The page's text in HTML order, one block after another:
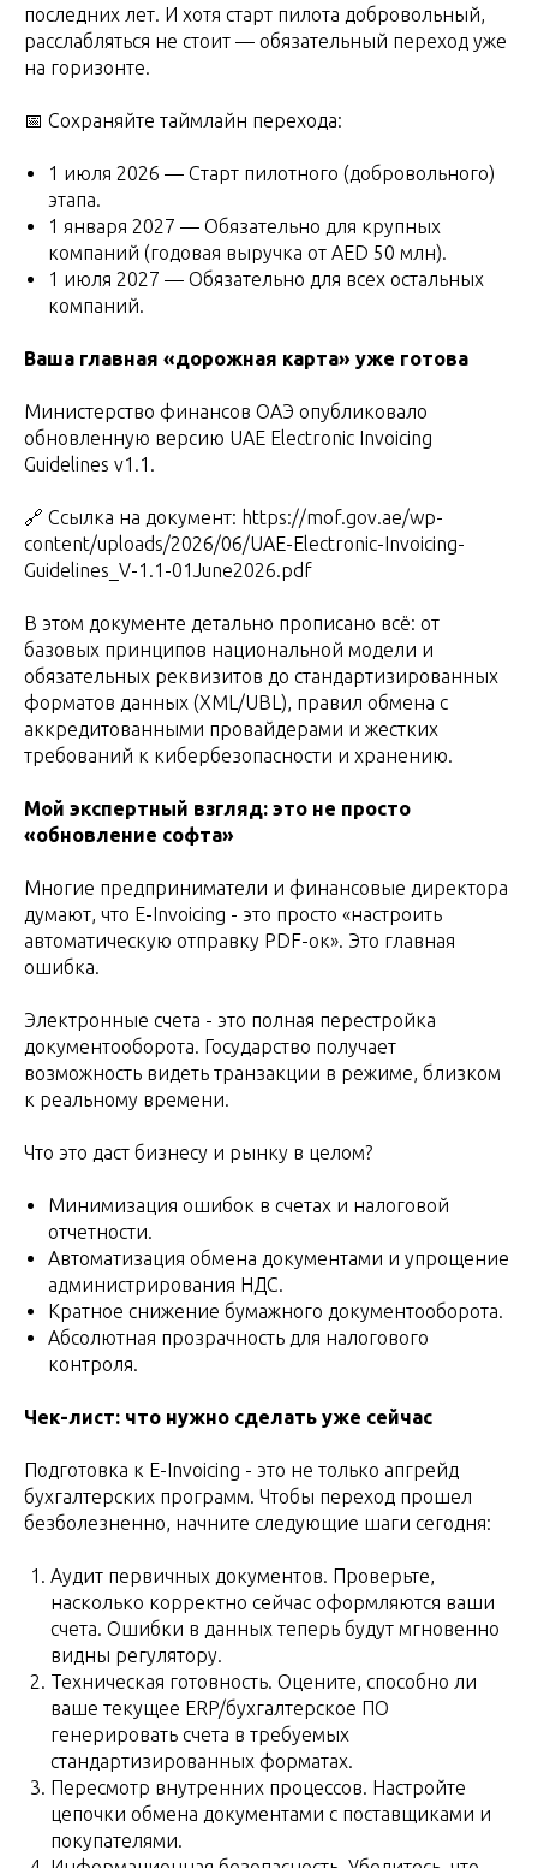
последних лет. И хотя старт пилота добровольный,
расслабляться не стоит — обязательный переход уже
на горизонте.
📅 Сохраняйте таймлайн перехода:
1 июля 2026 — Старт пилотного (добровольного)
этапа.
1 января 2027 — Обязательно для крупных
компаний (годовая выручка от AED 50 млн).
1 июля 2027 — Обязательно для всех остальных
компаний.
Ваша главная «дорожная карта» уже готова
Министерство финансов ОАЭ опубликовало
обновленную версию UAE Electronic Invoicing
Guidelines v1.1.
🔗 Ссылка на документ: https://mof.gov.ae/wp-
content/uploads/2026/06/UAE-Electronic-Invoicing-
Guidelines_V-1.1-01June2026.pdf
В этом документе детально прописано всё: от
базовых принципов национальной модели и
обязательных реквизитов до стандартизированных
форматов данных (XML/UBL), правил обмена с
аккредитованными провайдерами и жестких
требований к кибербезопасности и хранению.
Мой экспертный взгляд: это не просто
«обновление софта»
Многие предприниматели и финансовые директора
думают, что E-Invoicing - это просто «настроить
автоматическую отправку PDF-ок». Это главная
ошибка.
Электронные счета - это полная перестройка
документооборота. Государство получает
возможность видеть транзакции в режиме, близком
к реальному времени.
Что это даст бизнесу и рынку в целом?
Минимизация ошибок в счетах и налоговой
отчетности.
Автоматизация обмена документами и упрощение
администрирования НДС.
Кратное снижение бумажного документооборота.
Абсолютная прозрачность для налогового
контроля.
Чек-лист: что нужно сделать уже сейчас
Подготовка к E-Invoicing - это не только апгрейд
бухгалтерских программ. Чтобы переход прошел
безболезненно, начните следующие шаги сегодня:
Аудит первичных документов. Проверьте,
насколько корректно сейчас оформляются ваши
счета. Ошибки в данных теперь будут мгновенно
видны регулятору.
Техническая готовность. Оцените, способно ли
ваше текущее ERP/бухгалтерское ПО
генерировать счета в требуемых
стандартизированных форматах.
Пересмотр внутренних процессов. Настройте
цепочки обмена документами с поставщиками и
покупателями.